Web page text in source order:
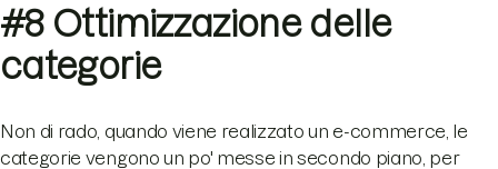
#8 Ottimizzazione delle
categorie
Non di rado, quando viene realizzato un e-commerce, le
categorie vengono un po' messe in secondo piano, per